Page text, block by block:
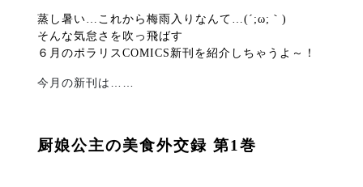
蒸し暑い… これから梅雨入りなんて…(´ ;ω; ｀ )
そんな気怠さを吹っ飛ばす
６月のポラリスCOMICS新刊を紹介しちゃうよ～！
今月の新刊は……
厨娘公主の美食外交録 第1 巻